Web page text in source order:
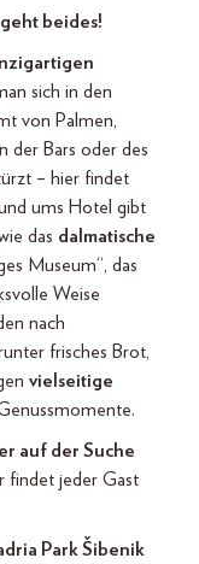
beides!
sich in den
von Palmen,
der Bars oder des
– hier findet
ums Hotel gibt
das dalmatische
Museum“, das
Weise
nach
frisches Brot,
vielseitige
auf der Suche
findet jeder Gast
Park Šibenik